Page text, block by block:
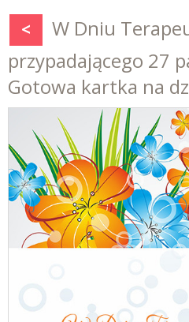
<
W Dniu
przypadającego 27
Gotowa kartka na